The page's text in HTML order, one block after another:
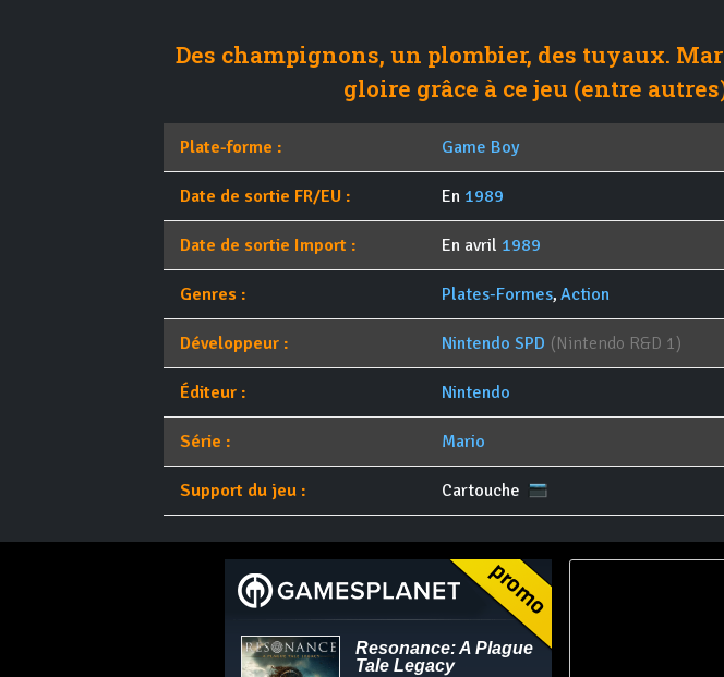
Des champignons, un plombier, des tuyaux.
gloire grâce à ce jeu (entre
Plate-forme : Game Boy
Date de sortie FR/EU : En 1989
Date de sortie Import : En avril 1989
Genres : Plates-Formes,Action
Développeur : Nintendo SPD (Nintendo R&D 1)
Éditeur : Nintendo
Série : Mario
Support du jeu : Cartouche